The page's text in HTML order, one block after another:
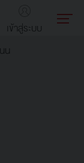
เข้าสู่ระบบ
น